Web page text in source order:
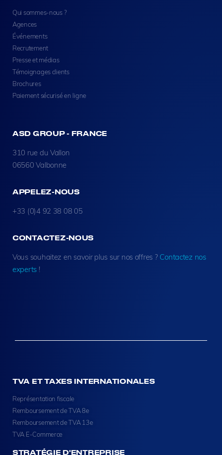
Qui sommes-nous ?
Agences
Événements
Recrutement
Presse et médias
Témoignages clients
Brochures
Paiement sécurisé en ligne
ASD GROUP - FRANCE
310 rue du Vallon
06560 Valbonne
APPELEZ-NOUS
+33 (0)4 92 38 08 05
CONTACTEZ-NOUS
Vous souhaitez en savoir plus sur nos offres ? Contactez nos
experts !
TVA ET TAXES INTERNATIONALES
Représentation fiscale
Remboursement de TVA 8e
Remboursement de TVA 13e
TVA E-Commerce
STRATÉGIE D'ENTREPRISE